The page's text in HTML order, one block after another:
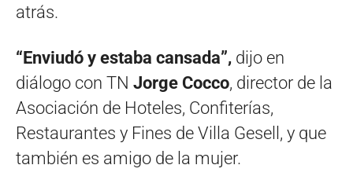
atrás.
“Enviudó y estaba cansada”, dijo en
diálogo con TN Jorge Cocco, director de la
Asociación de Hoteles, Confiterías,
Restaurantes y Fines de Villa Gesell, y que
también es amigo de la mujer.